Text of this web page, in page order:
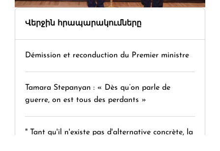
Վերջին հրապարակումները
Démission et reconduction du Premier ministre
Tamara Stepanyan : « Dès qu’on parle de
guerre, on est tous des perdants »
" Tant qu'il n'existe pas d'alternative concrète, la